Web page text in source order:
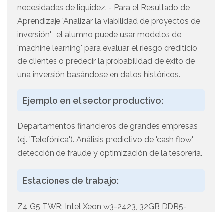
necesidades de liquidez. - Para el Resultado de
Aprendizaje 'Analizar la viabilidad de proyectos de
inversión' , el alumno puede usar modelos de
'machine learning' para evaluar el riesgo crediticio
de clientes o predecir la probabilidad de éxito de
una inversión basándose en datos históricos.
Ejemplo en el sector productivo:
Departamentos financieros de grandes empresas
(ej. 'Telefónica'). Análisis predictivo de 'cash flow',
detección de fraude y optimización de la tesorería.
Estaciones de trabajo:
Z4 G5 TWR: Intel Xeon w3-2423, 32GB DDR5-